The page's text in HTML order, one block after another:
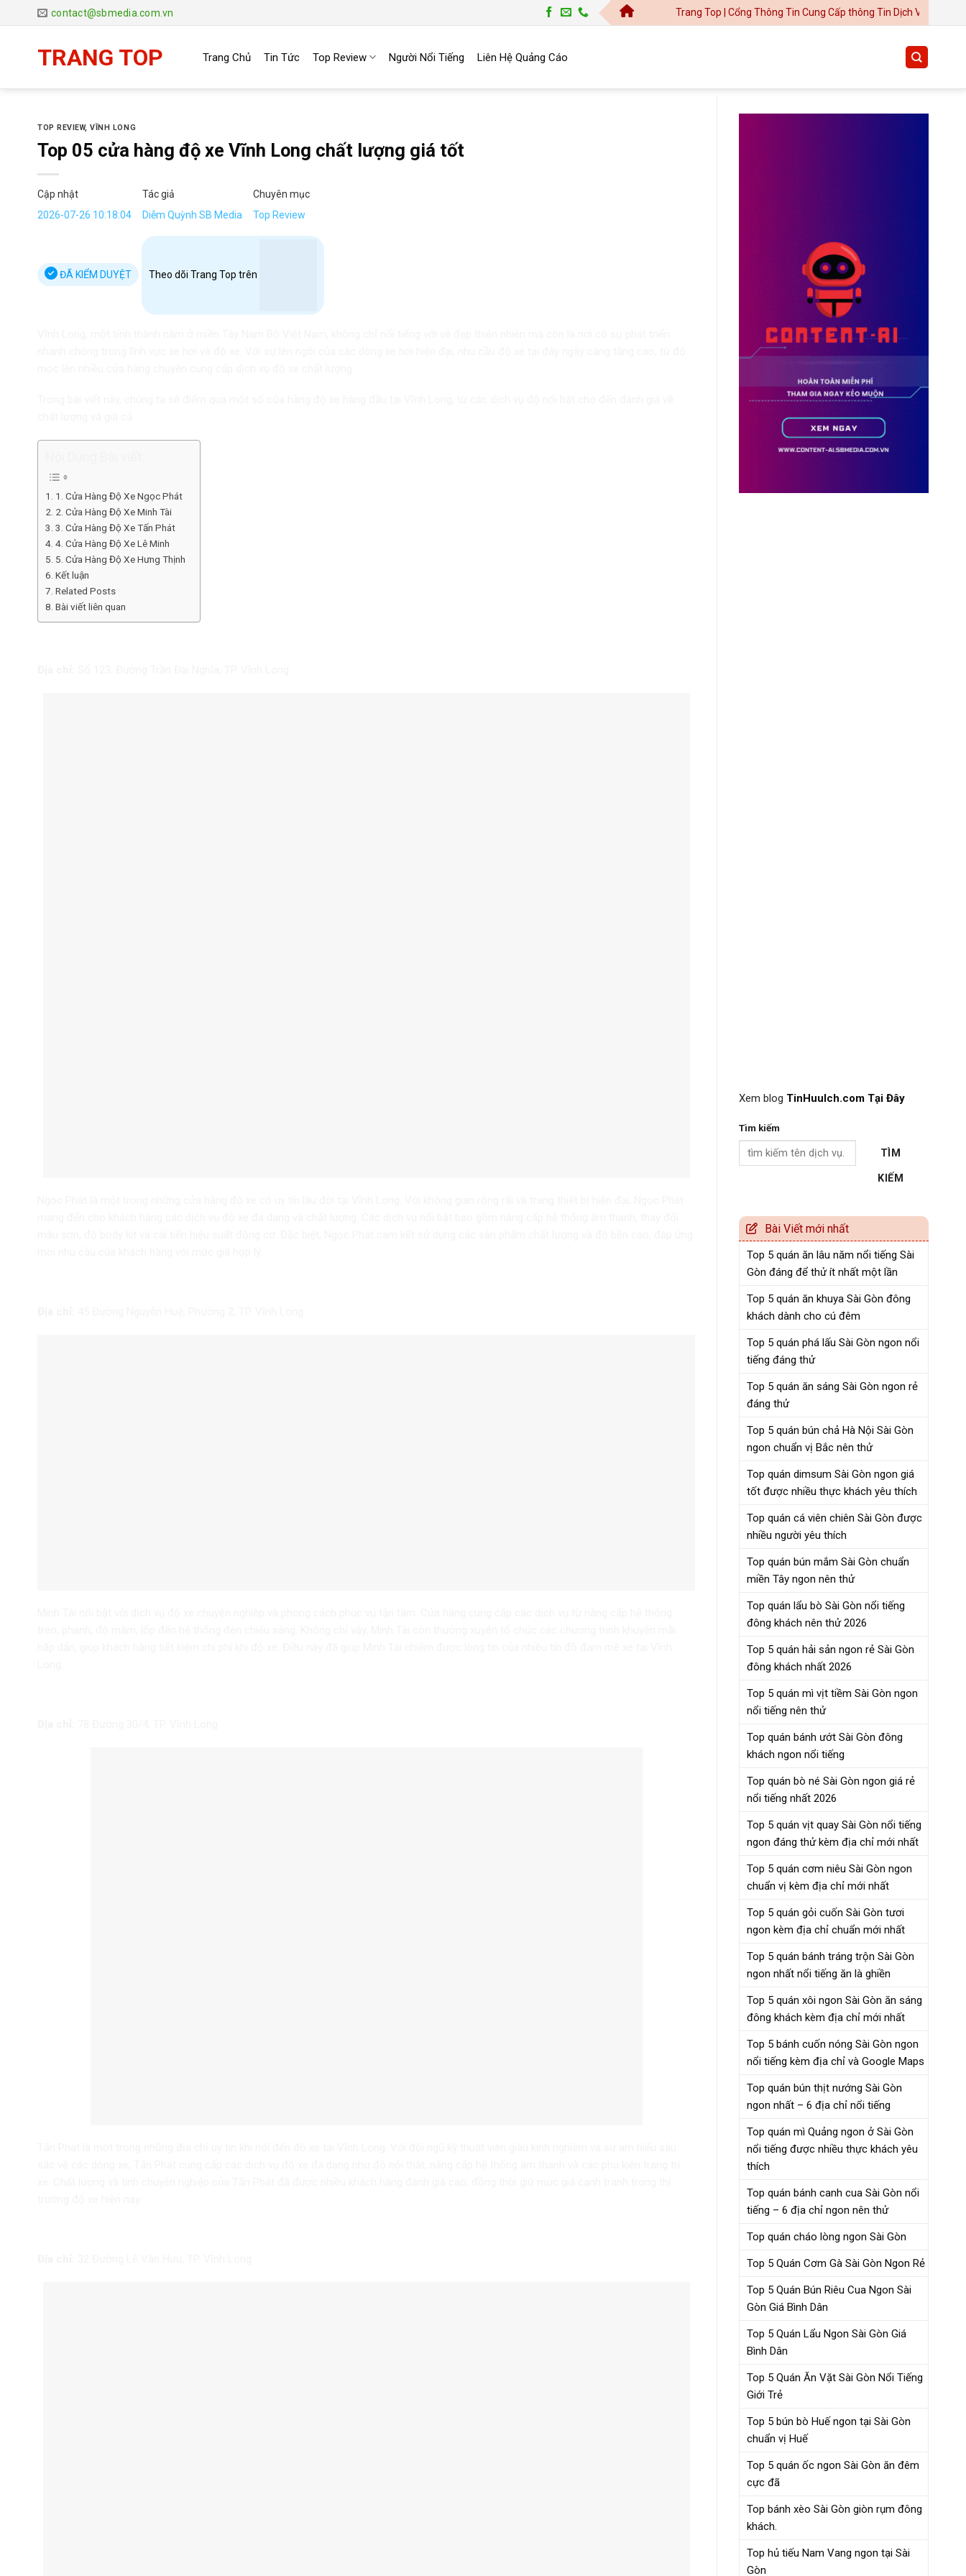
đến
contact@sbmedia.com.vn Trang Top | Cổng Thông Tin Cung Cấp thông Tin Dịch Vụ Uy Tín
TRANG TOP Trang Chủ Tin Tức Top Review Người Nổi Tiếng Liên Hệ Quảng Cáo
TOP REVIEW,VĨNH LONG
Top 05 cửa hàng độ xe Vĩnh Long chất lượng giá tốt
Cập nhật
2026-07-26 10:18:04
Tác giả
Diễm Quỳnh SB Media
Chuyên mục
Top Review
ĐÃ KIỂM DUYỆT Theo dõi Trang Top trên
1. Cửa Hàng Độ Xe Ngọc Phát
2. Cửa Hàng Độ Xe Minh Tài
3. Cửa Hàng Độ Xe Tấn Phát
4. Cửa Hàng Độ Xe Lê Minh
5. Cửa Hàng Độ Xe Hưng Thịnh
Kết luận
Related Posts
Bài viết liên quan
Xem blog TinHuuIch.com Tại Đây
Tìm kiếm
TÌM
KIẾM
Bài Viết mới nhất
Top 5 quán ăn lâu năm nổi tiếng Sài
Gòn đáng để thử ít nhất một lần
Top 5 quán ăn khuya Sài Gòn đông
khách dành cho cú đêm
Top 5 quán phá lấu Sài Gòn ngon nổi
tiếng đáng thử
Top 5 quán ăn sáng Sài Gòn ngon rẻ
đáng thử
Top 5 quán bún chả Hà Nội Sài Gòn
ngon chuẩn vị Bắc nên thử
Top quán dimsum Sài Gòn ngon giá
tốt được nhiều thực khách yêu thích
Top quán cá viên chiên Sài Gòn được
nhiều người yêu thích
Top quán bún mắm Sài Gòn chuẩn
miền Tây ngon nên thử
Top quán lẩu bò Sài Gòn nổi tiếng
đông khách nên thử 2026
Top 5 quán hải sản ngon rẻ Sài Gòn
đông khách nhất 2026
Top 5 quán mì vịt tiềm Sài Gòn ngon
nổi tiếng nên thử
Top quán bánh ướt Sài Gòn đông
khách ngon nổi tiếng
Top quán bò né Sài Gòn ngon giá rẻ
nổi tiếng nhất 2026
Top 5 quán vịt quay Sài Gòn nổi tiếng
ngon đáng thử kèm địa chỉ mới nhất
Top 5 quán cơm niêu Sài Gòn ngon
chuẩn vị kèm địa chỉ mới nhất
Top 5 quán gỏi cuốn Sài Gòn tươi
ngon kèm địa chỉ chuẩn mới nhất
Top 5 quán bánh tráng trộn Sài Gòn
ngon nhất nổi tiếng ăn là ghiền
Top 5 quán xôi ngon Sài Gòn ăn sáng
đông khách kèm địa chỉ mới nhất
Top 5 bánh cuốn nóng Sài Gòn ngon
nổi tiếng kèm địa chỉ và Google Maps
Top quán bún thịt nướng Sài Gòn
ngon nhất – 6 địa chỉ nổi tiếng
Top quán mì Quảng ngon ở Sài Gòn
nổi tiếng được nhiều thực khách yêu
thích
Top quán bánh canh cua Sài Gòn nổi
tiếng – 6 địa chỉ ngon nên thử
Top quán cháo lòng ngon Sài Gòn
Top 5 Quán Cơm Gà Sài Gòn Ngon Rẻ
Top 5 Quán Bún Riêu Cua Ngon Sài
Gòn Giá Bình Dân
Top 5 Quán Lẩu Ngon Sài Gòn Giá
Bình Dân
Top 5 Quán Ăn Vặt Sài Gòn Nổi Tiếng
Giới Trẻ
Top 5 bún bò Huế ngon tại Sài Gòn
chuẩn vị Huế
Top 5 quán ốc ngon Sài Gòn ăn đêm
cực đã
Top bánh xèo Sài Gòn giòn rụm đông
khách.
Top hủ tiếu Nam Vang ngon tại Sài
Gòn